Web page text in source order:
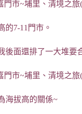
的7-11門市。
後面還排了一大堆要
海拔高的關係~